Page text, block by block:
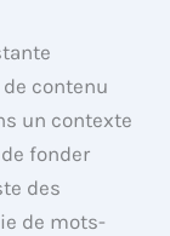
contenu
un contexte
fonder
des
de mots-